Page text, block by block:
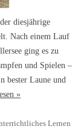
diesjährige
Nach einem Lauf
ging es zu
und Spielen –
bester Laune und
»
Lernen